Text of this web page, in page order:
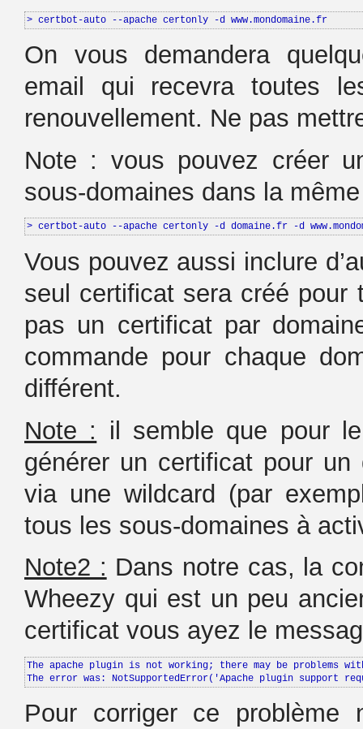
> certbot-auto --apache certonly -d www.mondomaine.fr
On vous demandera
email qui recevra toutes
renouvellement. Ne pas
Note : vous pouvez créer
sous-domaines dans la
> certbot-auto --apache certonly -d domaine.fr -d
Vous pouvez aussi inclure
seul certificat sera créé pour
pas un certificat par
commande pour chaque
différent.
Note : il semble que pour
générer un certificat pour
via une wildcard (par
tous les sous-domaines à
Note2 : Dans notre cas, la
Wheezy qui est un peu
certificat vous ayez le
The apache plugin is not working; there may be problems
The error was: NotSupportedError('Apache plugin support
Pour corriger ce problème